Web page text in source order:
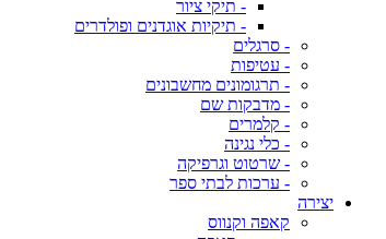
- תיקי ציור
- תיקיות אוגדנים ופולדרים
- סרגלים
- עטיפות
- תרגומונים מחשבונים
- מדבקות שם
- קלמרים
- כלי נגינה
- שרטוט וגרפיקה
- ערכות לבתי ספר
יצירה
קאפה וקנווס